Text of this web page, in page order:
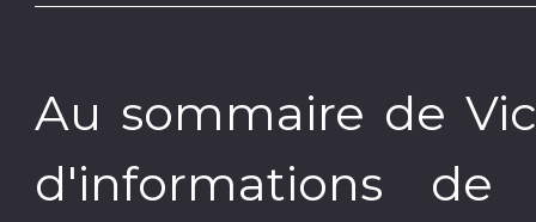
Au sommaire de
d'informations